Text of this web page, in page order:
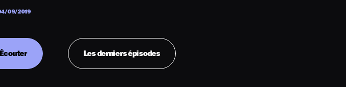
Écouter Les derniers épisodes
09/2019